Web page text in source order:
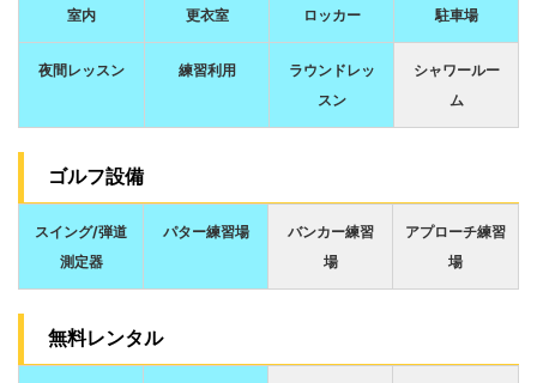
室内 更衣室 ロッカー 駐車場
夜間レッスン 練習利用
ラウンドレッ
スン
シャワールー
ム
ゴルフ設備
スイング/弾道
測定器
パター練習場
バンカー練習
場
アプローチ練習
場
無料レンタル